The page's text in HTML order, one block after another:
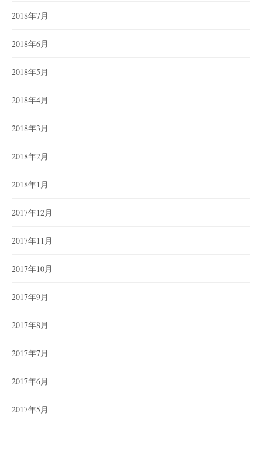
2018年7月
2018年6月
2018年5月
2018年4月
2018年3月
2018年2月
2018年1月
2017年12月
2017年11月
2017年10月
2017年9月
2017年8月
2017年7月
2017年6月
2017年5月